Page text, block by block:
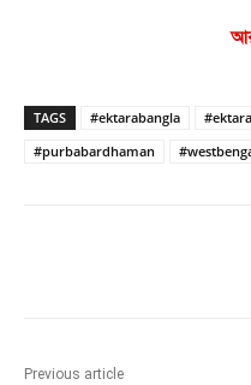
TAGS #ektarabangla
#purbabardhaman
Previous article